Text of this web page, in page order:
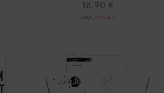
18,90 €
zzgl. Versand